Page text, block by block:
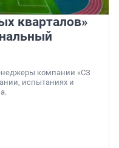
кварталов»
компании «СЗ
испытаниях и